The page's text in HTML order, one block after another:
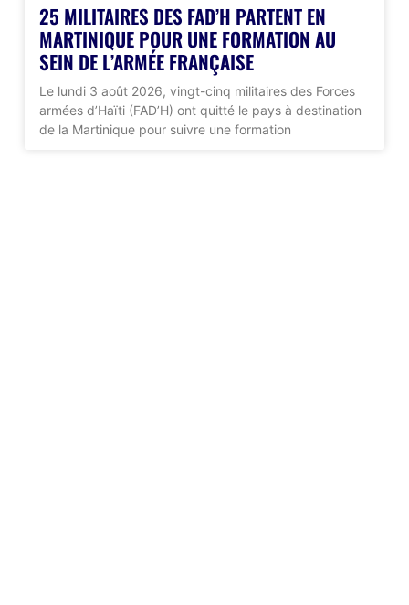
25 MILITAIRES DES FAD’H PARTENT EN
MARTINIQUE POUR UNE FORMATION AU
SEIN DE L’ARMÉE FRANÇAISE
Le lundi 3 août 2026, vingt-cinq militaires des Forces
armées d’Haïti (FAD’H) ont quitté le pays à destination
de la Martinique pour suivre une formation